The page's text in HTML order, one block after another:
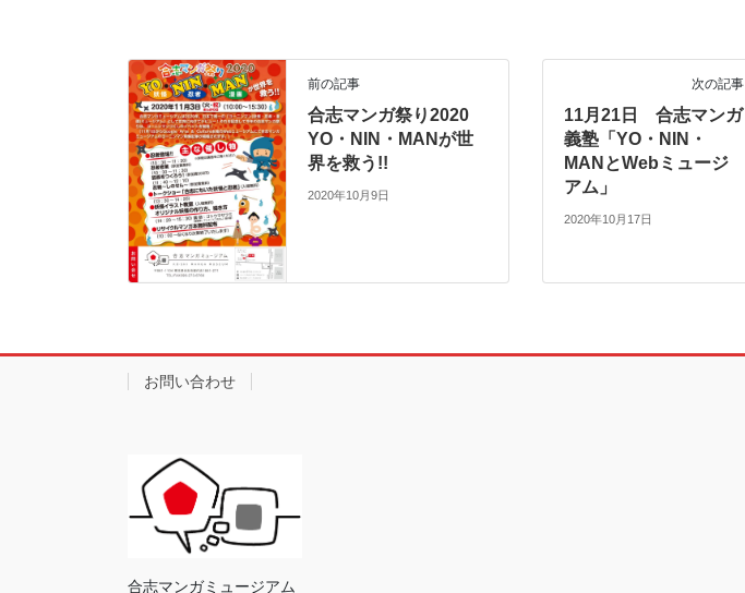
前の記事
合志マンガ祭り2020
YO・NIN・MANが世
界を救う!!
2020年10月9日
次の記事
11月21日 合志マンガ
義塾「YO・NIN・
MANとWebミュージ
アム」
2020年10月17日
お問い合わせ
合志マンガミュージアム